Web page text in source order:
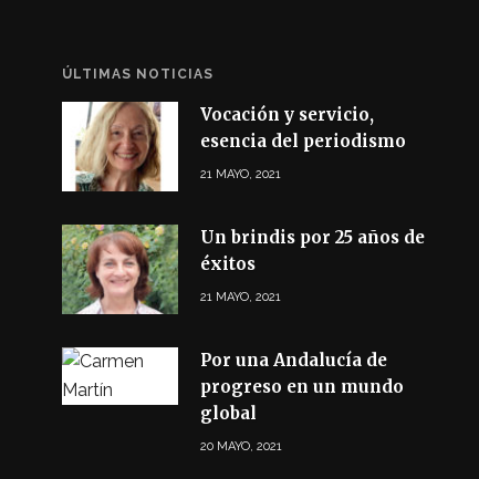
ÚLTIMAS NOTICIAS
Vocación y servicio,
esencia del periodismo
21 MAYO, 2021
Un brindis por 25 años de
éxitos
21 MAYO, 2021
Por una Andalucía de
progreso en un mundo
global
20 MAYO, 2021